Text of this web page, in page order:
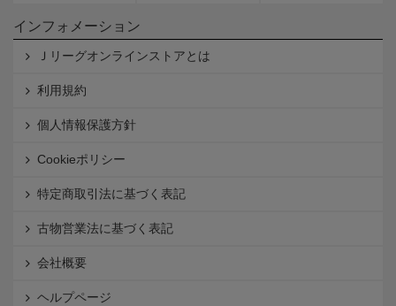
インフォメーション
Ｊリーグオンラインストアとは
利用規約
個人情報保護方針
Cookieポリシー
特定商取引法に基づく表記
古物営業法に基づく表記
会社概要
ヘルプページ